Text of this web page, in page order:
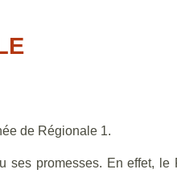
de Régionale 1.
ses promesses. En effet,